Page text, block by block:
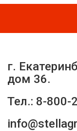
г.
дом 36.
Тел.: 8-800-